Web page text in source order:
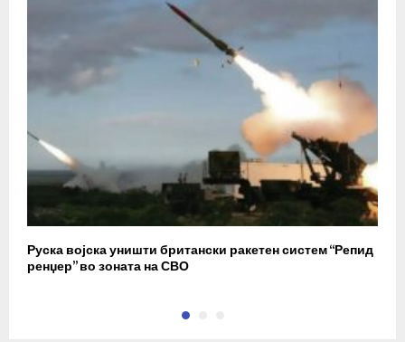
Руска војска уништи британски ракетен систем “Репид
ренџер” во зоната на СВО